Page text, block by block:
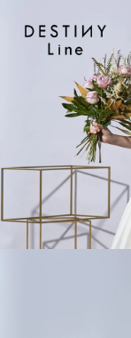
TOP
CONCEPT
COLLECTION